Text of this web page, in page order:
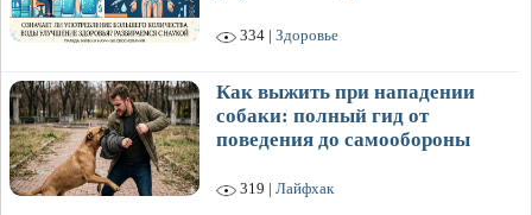
334 | Здоровье
Как выжить при нападении
собаки: полный гид от
поведения до самообороны
319 | Лайфхак